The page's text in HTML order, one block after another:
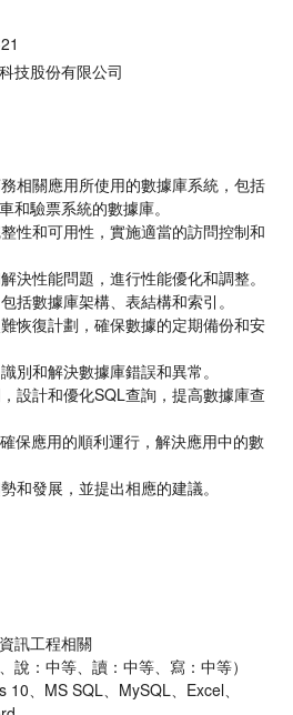
技股份有限公司
相關應用所使用的數據庫系統，包括
和驗票系統的數據庫。
性和可用性，實施適當的訪問控制和
決性能問題，進行性能優化和調整。
括數據庫架構、表結構和索引。
恢復計劃，確保數據的定期備份和安
別和解決數據庫錯誤和異常。
設計和優化SQL查詢，提高數據庫查
保應用的順利運行，解決應用中的數
和發展，並提出相應的建議。
訊工程相關
說：中等、讀：中等、寫：中等）
、MS SQL、MySQL、Excel、